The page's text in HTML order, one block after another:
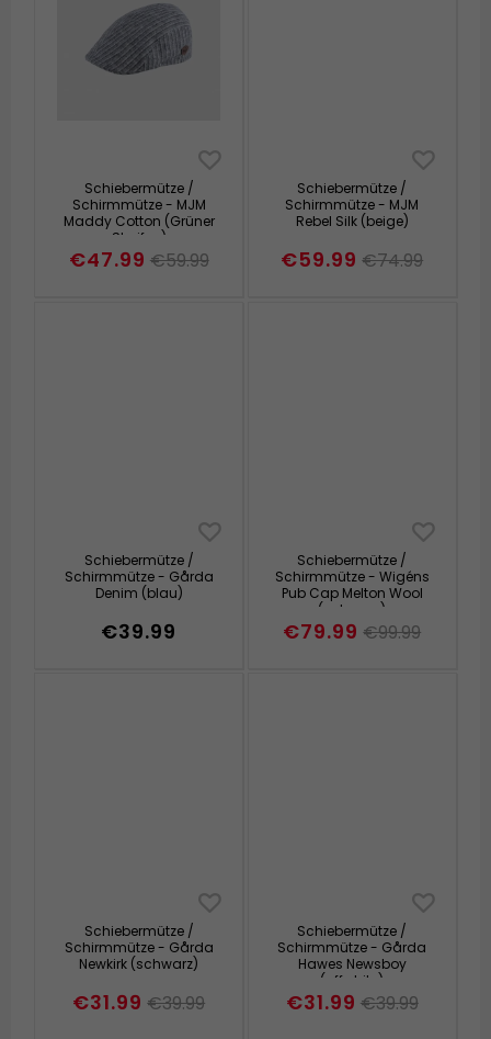
Schiebermütze /
Schirmmütze - MJM
Maddy Cotton (Grüner
Streifen)
€47.99 €59.99
Schiebermütze /
Schirmmütze - MJM
Rebel Silk (beige)
€59.99 €74.99
Schiebermütze /
Schirmmütze - Gårda
Denim (blau)
€39.99
Schiebermütze /
Schirmmütze - Wigéns
Pub Cap Melton Wool
(schwarz)
€79.99 €99.99
Schiebermütze /
Schirmmütze - Gårda
Newkirk (schwarz)
€31.99 €39.99
Schiebermütze /
Schirmmütze - Gårda
Hawes Newsboy
(offwhite)
€31.99 €39.99